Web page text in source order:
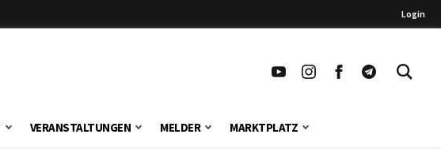
Login
VERANSTALTUNGEN MELDER MARKTPLATZ